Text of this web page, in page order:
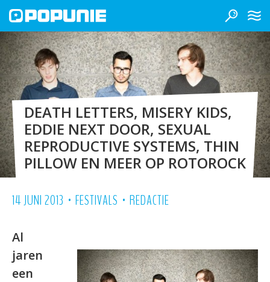
DEATH LETTERS, MISERY KIDS,
EDDIE NEXT DOOR, SEXUAL
REPRODUCTIVE SYSTEMS, THIN
PILLOW EN MEER OP ROTOROCK
14 JUNI 2013 • FESTIVALS • REDACTIE
Al
jaren
een